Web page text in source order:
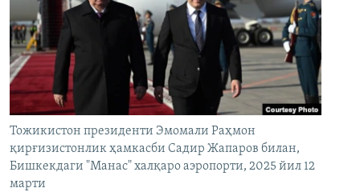
Тожикистон президенти Эмомали Раҳмон
қирғизистонлик ҳамкасби Садир Жапаров билан,
Бишкекдаги "Манас" халқаро аэропорти, 2025 йил 12
марти